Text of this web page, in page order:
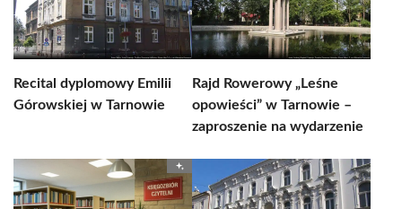
Recital dyplomowy Emilii
Górowskiej w Tarnowie
Rajd Rowerowy „Leśne
opowieści” w Tarnowie –
zaproszenie na wydarzenie